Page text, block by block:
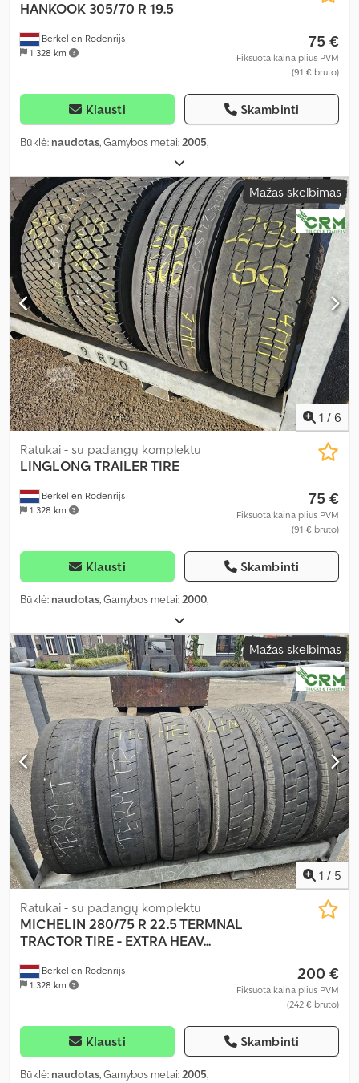
Berkel en Rodenrijs
1 328 km
HANKOOK 305/70 R 19.5
75 €
Fiksuota kaina plius PVM
(91 € bruto)
Klausti Skambinti
Būklė: naudotas, Gamybos metai: 2005,
Mažas skelbimas
1 / 6
Berkel en Rodenrijs
1 328 km
Ratukai - su padangų komplektu
LINGLONGTRAILER TIRE
75 €
Fiksuota kaina plius PVM
(91 € bruto)
Klausti Skambinti
Būklė: naudotas, Gamybos metai:2000,
Mažas skelbimas
1 / 5
Berkel en Rodenrijs
1 328 km
Ratukai - su padangų komplektu
MICHELIN 280/75 R 22.5 TERMNAL
TRACTOR TIRE - EXTRA HEAV...
200 €
Fiksuota kaina plius PVM
(242 € bruto)
Klausti Skambinti
Būklė: naudotas, Gamybos metai: 2005,